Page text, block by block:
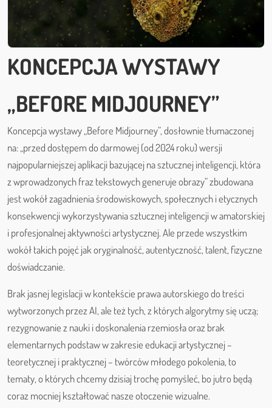
KONCEPCJA WYSTAWY
„BEFORE MIDJOURNEY”
Koncepcja wystawy „Before Midjourney”, dosłownie tłumaczonej
na: „przed dostępem do darmowej (od 2024 roku) wersji
najpopularniejszej aplikacji bazującej na sztucznej inteligencji, która
z wprowadzonych fraz tekstowych generuje obrazy” zbudowana
jest wokół zagadnienia środowiskowych, społecznych i etycznych
konsekwencji wykorzystywania sztucznej inteligencji w amatorskiej
i profesjonalnej aktywności artystycznej. Ale przede wszystkim
wokół takich pojęć jak oryginalność, autentyczność, talent, fizyczne
doświadczanie.
Brak jasnej legislacji w kontekście prawa autorskiego do treści
wytworzonych przez AI, ale też tych, z których algorytmy się uczą;
rezygnowanie z nauki i doskonalenia rzemiosła oraz brak
elementarnych podstaw w zakresie edukacji artystycznej –
teoretycznej i praktycznej – twórców młodego pokolenia, to
tematy, o których chcemy dzisiaj trochę pomyśleć, bo jutro będą
coraz mocniej kształtować nasze otoczenie wizualne.